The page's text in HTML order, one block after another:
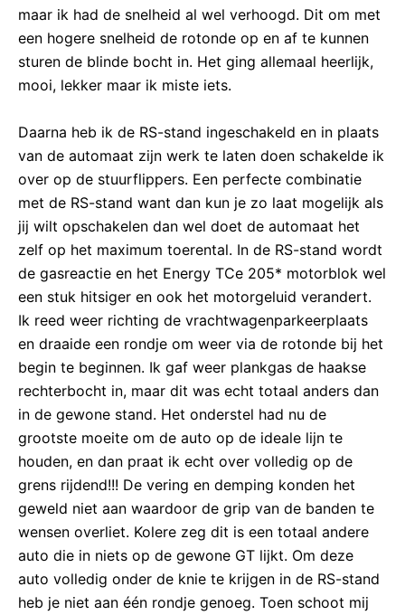
maar ik had de snelheid al wel verhoogd. Dit om met
een hogere snelheid de rotonde op en af te kunnen
sturen de blinde bocht in. Het ging allemaal heerlijk,
mooi, lekker maar ik miste iets.
Daarna heb ik de RS-stand ingeschakeld en in plaats
van de automaat zijn werk te laten doen schakelde ik
over op de stuurflippers. Een perfecte combinatie
met de RS-stand want dan kun je zo laat mogelijk als
jij wilt opschakelen dan wel doet de automaat het
zelf op het maximum toerental. In de RS-stand wordt
de gasreactie en het Energy TCe 205* motorblok wel
een stuk hitsiger en ook het motorgeluid verandert.
Ik reed weer richting de vrachtwagenparkeerplaats
en draaide een rondje om weer via de rotonde bij het
begin te beginnen. Ik gaf weer plankgas de haakse
rechterbocht in, maar dit was echt totaal anders dan
in de gewone stand. Het onderstel had nu de
grootste moeite om de auto op de ideale lijn te
houden, en dan praat ik echt over volledig op de
grens rijdend!!! De vering en demping konden het
geweld niet aan waardoor de grip van de banden te
wensen overliet. Kolere zeg dit is een totaal andere
auto die in niets op de gewone GT lijkt. Om deze
auto volledig onder de knie te krijgen in de RS-stand
heb je niet aan één rondje genoeg. Toen schoot mij